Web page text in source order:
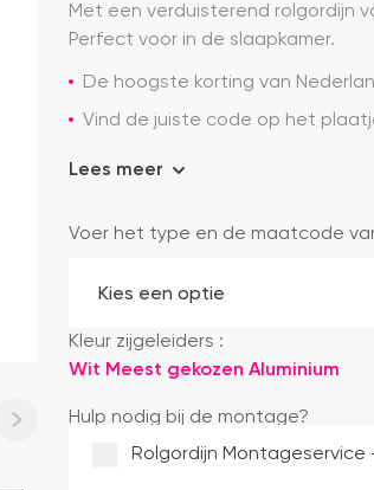
Met een verduisterend rolgordijn
Perfect voor in de slaapkamer.
De hoogste korting van
Vind de juiste code op het
Lees meer
Voer het type en de maatcode
Kleur zijgeleiders :
Wit Meest gekozen Aluminium
Hulp nodig bij de montage?
Rolgordijn Montageservice